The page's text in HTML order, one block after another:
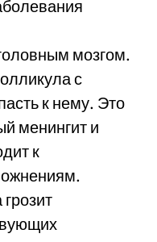
мозгом.
с
к нему. Это
менингит и
к